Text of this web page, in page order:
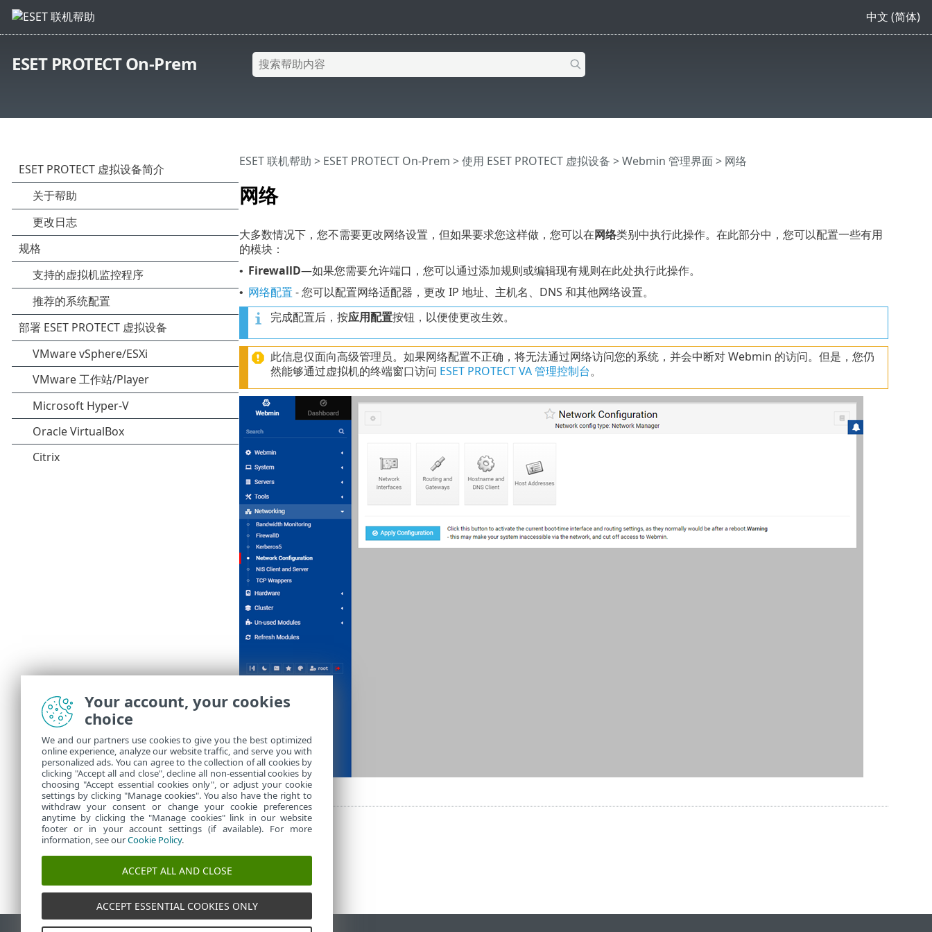
中文 (简体)
ESET PROTECT On-Prem
网络
ESET 联机帮助 > ESET PROTECT On-Prem >使用 ESET PROTECT 虚拟设备 >Webmin 管理界面> 网络
大多数情况下，您不需要更改网络设置，但如果要求您这样做，您可以在网络类别中执行此操作。在此部分中，您可以配置一些有用
的模块：
• FirewallD—如果您需要允许端口，您可以通过添加规则或编辑现有规则在此处执行此操作。
• 网络配置 - 您可以配置网络适配器，更改 IP 地址、主机名、DNS 和其他网络设置。
完成配置后，按应用配置按钮，以便使更改生效。
此信息仅面向高级管理员。如果网络配置不正确，将无法通过网络访问您的系统，并会中断对 Webmin 的访问。但是，您仍
然能够通过虚拟机的终端窗口访问 ESET PROTECT VA 管理控制台。
Your account, your cookies
choice
We and our partners use cookies to give you the best optimized
online experience, analyze our website traffic, and serve you with
personalized ads. You can agree to the collection of all cookies by
clicking "Accept all and close", decline all non-essential cookies by
choosing "Accept essential cookies only", or adjust your cookie
settings by clicking "Manage cookies". You also have the right to
withdraw your consent or change your cookie preferences
anytime by clicking the "Manage cookies" link in our website
footer or in your account settings (if available). For more
information, see ourCookie Policy.
ACCEPT ALL AND CLOSE
ACCEPT ESSENTIAL COOKIES ONLY